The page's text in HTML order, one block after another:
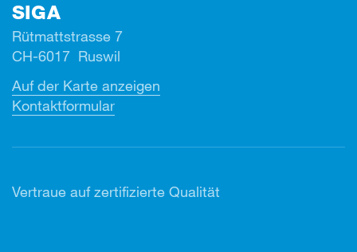
SIGA
Rütmattstrasse 7
CH-6017 Ruswil
Auf der Karte anzeigen
Kontaktformular
Vertraue auf zertifizierte Qualität